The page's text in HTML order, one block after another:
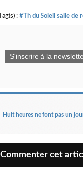
Tag(s) : #Th du Soleil salle de
S'inscrire à la
Commenter cet